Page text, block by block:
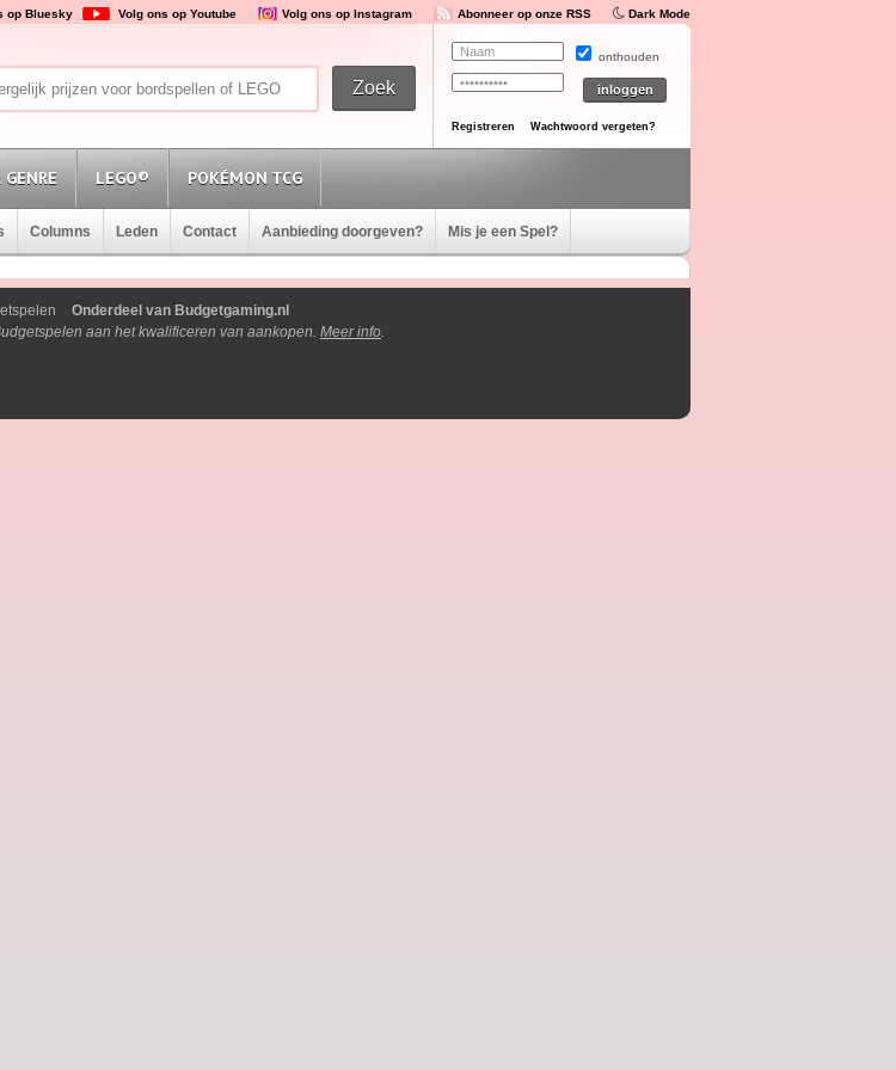
op Bluesky Volg ons op Youtube Volg ons op Instagram Abonneer op onze RSS Dark Mode
onthouden
Registreren Wachtwoord vergeten?
LEGO® POKÉMON TCG
Columns Leden Contact Aanbieding doorgeven? Mis je een Spel?
Onderdeel van Budgetgaming.nl
aan het kwalificeren van aankopen. Meer info.